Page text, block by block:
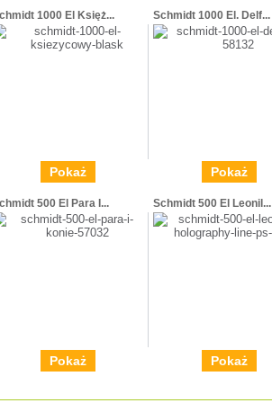
1000 El Księż...
Pokaż
Schmidt 1000 El. Delf...
Pokaż
500 El Para I...
Pokaż
Schmidt 500 El Leonil...
Pokaż